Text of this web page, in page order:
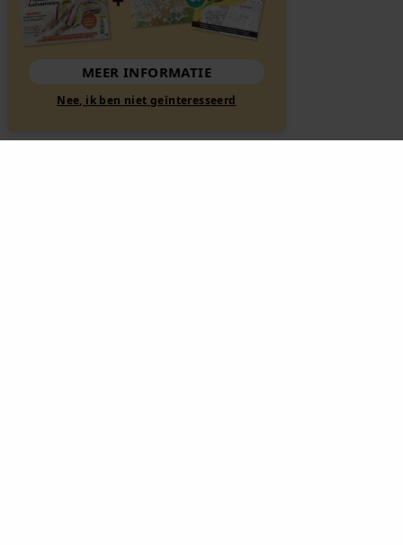
MEER INFORMATIE
Nee, ik ben niet geïnteresseerd